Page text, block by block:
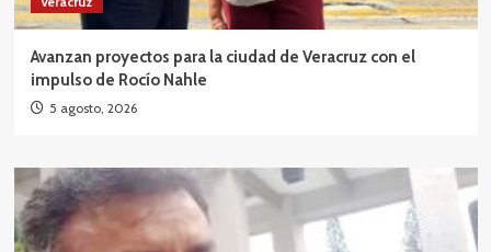
Avanzan proyectos para la ciudad de Veracruz con el
impulso de Rocío Nahle
5 agosto, 2026